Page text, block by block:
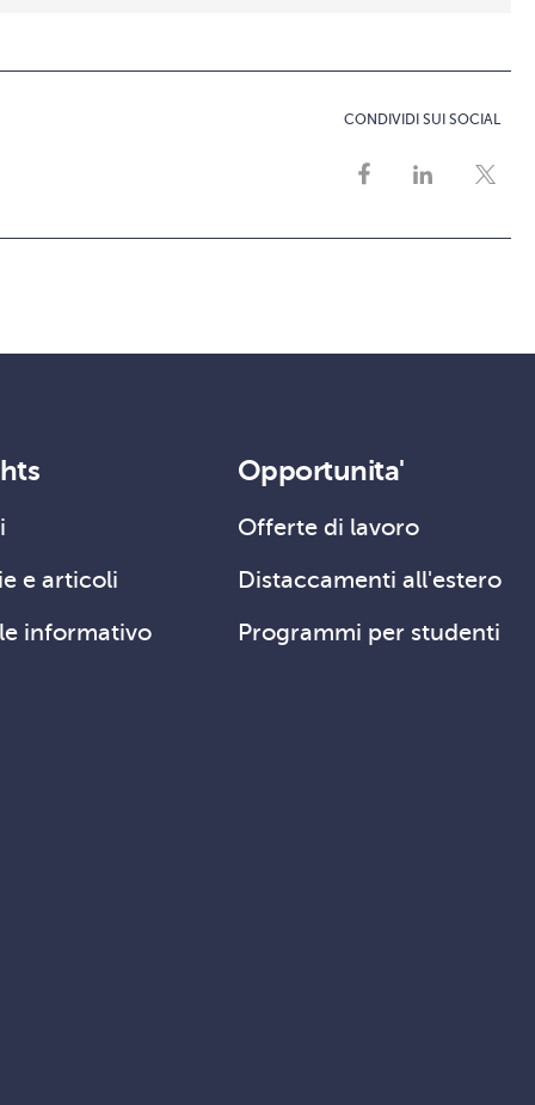
CONDIVIDI SUI SOCIAL
e articoli
informativo
Opportunita'
Offerte di lavoro
Distaccamenti all'estero
Programmi per studenti